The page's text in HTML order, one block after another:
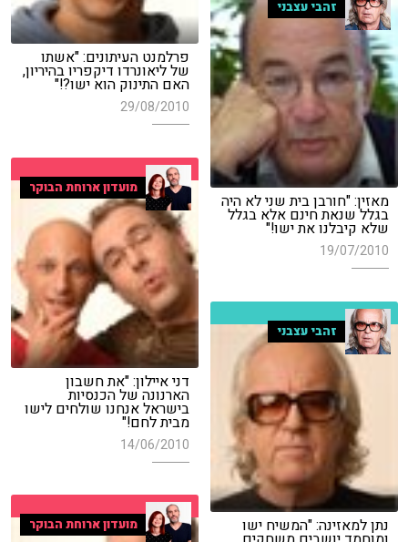
פרלמנט העיתונים: "אשתו
של ליאונרדו דיקפריו בהיריון,
האם התינוק הוא ישו?!"
29/08/2010
זהבי עצבני
מאזין: "חורבן בית שני לא היה
בגלל שנאת חינם אלא בגלל
שלא קיבלנו את ישו!"
19/07/2010
מועדון ארוחת הבוקר
דני איילון: "את חשבון
הארנונה של הכנסיות
בישראל אנחנו שולחים לישו
מבית לחם!"
14/06/2010
זהבי עצבני
נתן למאזינה: "המשיח ישו מועדון ארוחת הבוקר